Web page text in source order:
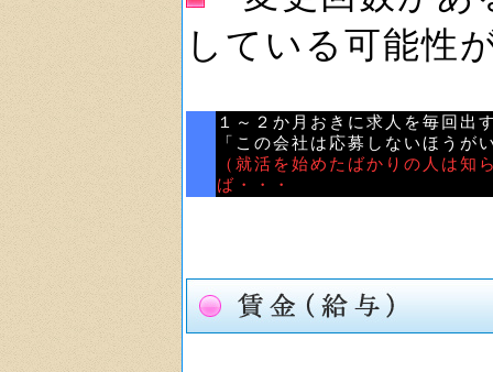
している可能性
１～２か月おきに求人を毎回出
「この会社は応募しないほうが
（就活を始めたばかりの人は
ば・・・